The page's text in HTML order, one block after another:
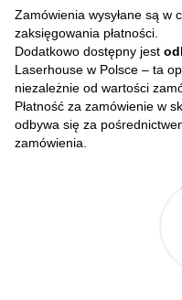
Zamówienia wysyłane są w
zaksięgowania płatności.
Dodatkowo dostępny jest
Laserhouse w Polsce – ta
niezależnie od wartości
Płatność za zamówienie w
odbywa się za
zamówienia.